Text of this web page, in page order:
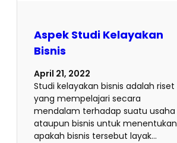
Aspek Studi Kelayakan
Bisnis
April 21, 2022
Studi kelayakan bisnis adalah riset
yang mempelajari secara
mendalam terhadap suatu usaha
ataupun bisnis untuk menentukan
apakah bisnis tersebut layak…